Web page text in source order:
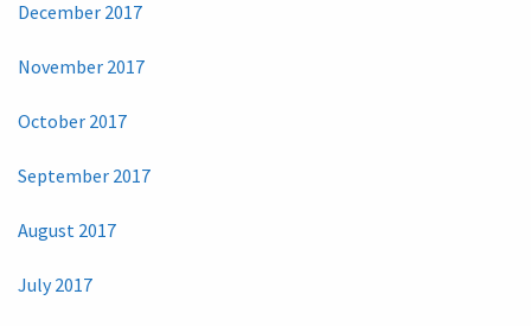
December 2017
November 2017
October 2017
September 2017
August 2017
July 2017